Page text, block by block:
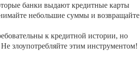
банки выдают кредитные карты
небольшие суммы и возвращайте
к кредитной истории, но
злоупотребляйте этим инструментом!